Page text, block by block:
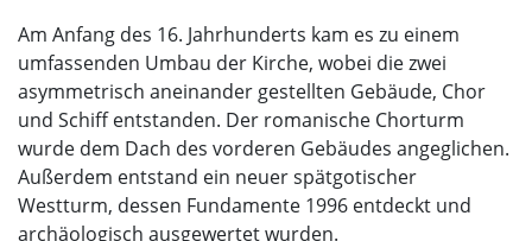
Am Anfang des 16. Jahrhunderts kam es zu einem
umfassenden Umbau der Kirche, wobei die zwei
asymmetrisch aneinander gestellten Gebäude, Chor
und Schiff entstanden. Der romanische Chorturm
wurde dem Dach des vorderen Gebäudes angeglichen.
Außerdem entstand ein neuer spätgotischer
Westturm, dessen Fundamente 1996 entdeckt und
archäologisch ausgewertet wurden.